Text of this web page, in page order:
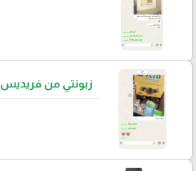
زبونتي من فريديس